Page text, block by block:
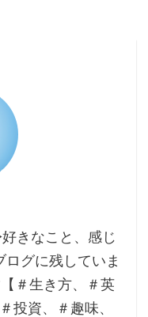
きなこと、感じ
グに残していま
＃生き方、＃英
投資、＃趣味、